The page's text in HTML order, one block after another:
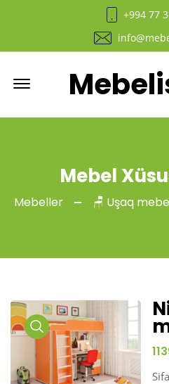
+994 77
Mebel
Mebeller 🪑 Uşaq
Media
Gallery